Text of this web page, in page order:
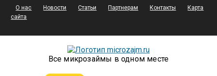
О нас Новости Статьи Партнерам Контакты
Карта
сайта
Все микрозаймы в одном месте